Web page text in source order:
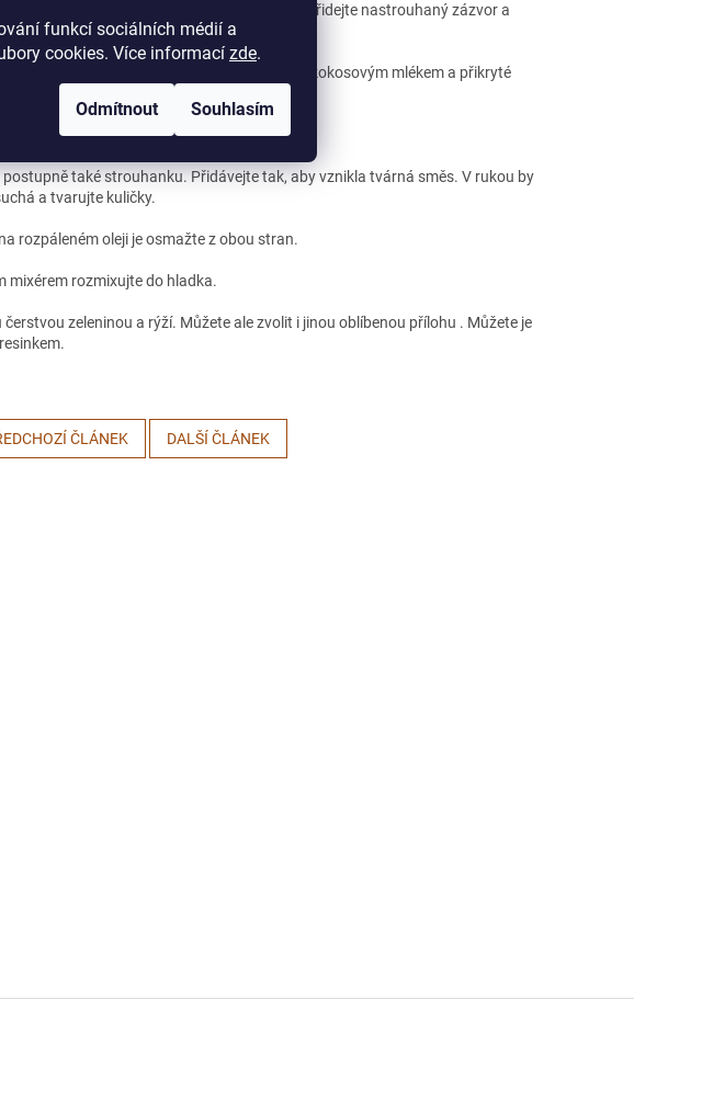
funkcí sociálních médií a
cookies. Více informací zde.
Odmítnout Souhlasím
a krátce restujte všechno dohromady. Přidejte nastrouhaný zázvor a
a konzervu krájených rajčat. Všechno zalijte kokosovým mlékem a přikryté
také strouhanku. Přidávejte tak, aby vznikla tvárná směs. V rukou by
a tvarujte kuličky.
rozpáleném oleji je osmažte z obou stran.
mixérem rozmixujte do hladka.
zeleninou a rýží. Můžete ale zvolit i jinou oblíbenou přílohu . Můžete je
ČLÁNEK DALŠÍ ČLÁNEK